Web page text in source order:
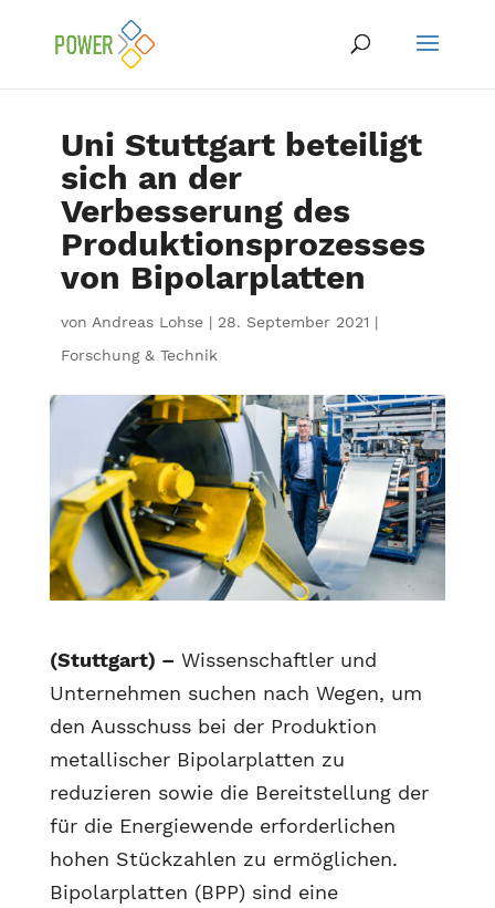
Uni Stuttgart beteiligt
sich an der
Verbesserung des
Produktionsprozesses
von Bipolarplatten
von Andreas Lohse| 28. September 2021 |
Forschung & Technik
(Stuttgart) – Wissenschaftler und
Unternehmen suchen nach Wegen, um
den Ausschuss bei der Produktion
metallischer Bipolarplatten zu
reduzieren sowie die Bereitstellung der
für die Energiewende erforderlichen
hohen Stückzahlen zu ermöglichen.
Bipolarplatten (BPP) sind eine